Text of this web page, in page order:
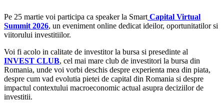
Pe 25 martie voi participa ca speaker la Smart Capital Virtual
Summit 2026, un eveniment online dedicat ideilor, oportunitatilor si
viitorului investitiilor.
Voi fi acolo in calitate de investitor la bursa si presedinte al
INVEST CLUB, cel mai mare club de investitori la bursa din
Romania, unde voi vorbi deschis despre experienta mea din piata,
despre cum vad evolutia pietei de capital din Romania si despre
impactul contextului macroeconomic actual asupra deciziilor de
investitii.